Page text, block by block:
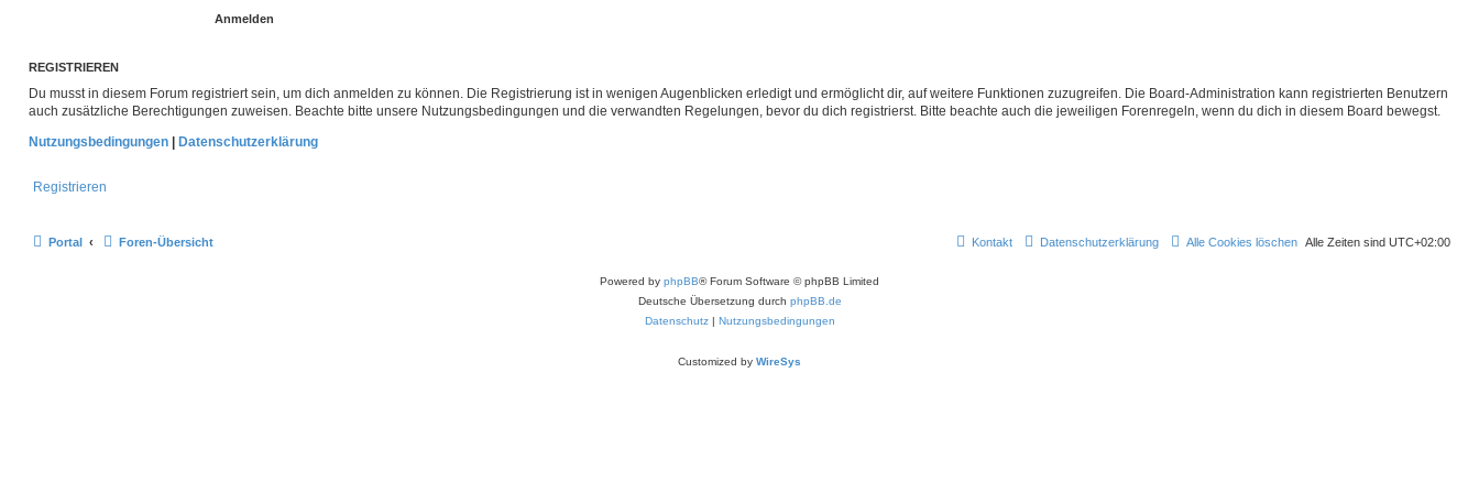
REGISTRIEREN
Du musst in diesem Forum registriert sein, um dich anmelden zu können. Die Registrierung ist in wenigen Augenblicken erledigt und ermöglicht dir, auf weitere Funktionen zuzugreifen. Die Board-Administration kann registrierten Benutzern
auch zusätzliche Berechtigungen zuweisen. Beachte bitte unsere Nutzungsbedingungen und die verwandten Regelungen, bevor du dich registrierst. Bitte beachte auch die jeweiligen Forenregeln, wenn du dich in diesem Board bewegst.
Nutzungsbedingungen | Datenschutzerklärung
Registrieren
Portal Foren-Übersicht Alle Zeiten sind UTC+02:00
Alle Cookies löschen
Datenschutzerklärung
Kontakt
Powered by phpBB® Forum Software © phpBB Limited
Deutsche Übersetzung durch phpBB.de
Datenschutz | Nutzungsbedingungen
Customized by WireSys